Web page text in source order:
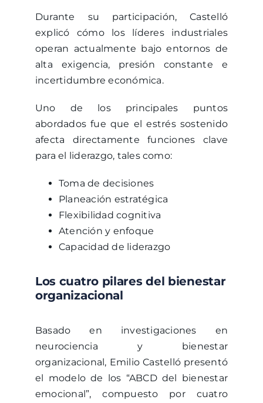
Durante su participación, Castelló
explicó cómo los líderes industriales
operan actualmente bajo entornos de
alta exigencia, presión constante e
incertidumbre económica.
Uno de los principales puntos
abordados fue que el estrés sostenido
afecta directamente funciones clave
para el liderazgo, tales como:
Toma de decisiones
Planeación estratégica
Flexibilidad cognitiva
Atención y enfoque
Capacidad de liderazgo
Los cuatro pilares del bienestar
organizacional
Basado en investigaciones en
neurociencia y bienestar
organizacional, Emilio Castelló presentó
el modelo de los “ABCD del bienestar
emocional”, compuesto por cuatro